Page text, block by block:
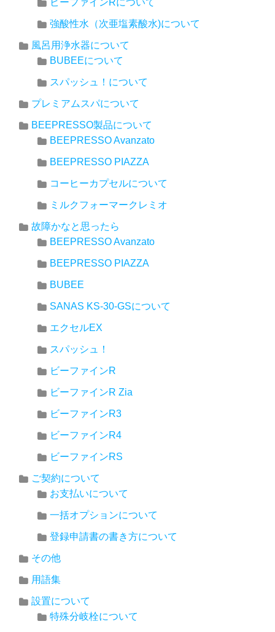
ビーファインRについて
強酸性水（次亜塩素酸水)について
風呂用浄水器について
BUBEEについて
スパッシュ！について
プレミアムスパについて
BEEPRESSO製品について
BEEPRESSO Avanzato
BEEPRESSO PIAZZA
コーヒーカプセルについて
ミルクフォーマークレミオ
故障かなと思ったら
BEEPRESSO Avanzato
BEEPRESSO PIAZZA
BUBEE
SANAS KS-30-GSについて
エクセルEX
スパッシュ！
ビーファインR
ビーファインR Zia
ビーファインR3
ビーファインR4
ビーファインRS
ご契約について
お支払いについて
一括オプションについて
登録申請書の書き方について
その他
用語集
設置について
特殊分岐栓について